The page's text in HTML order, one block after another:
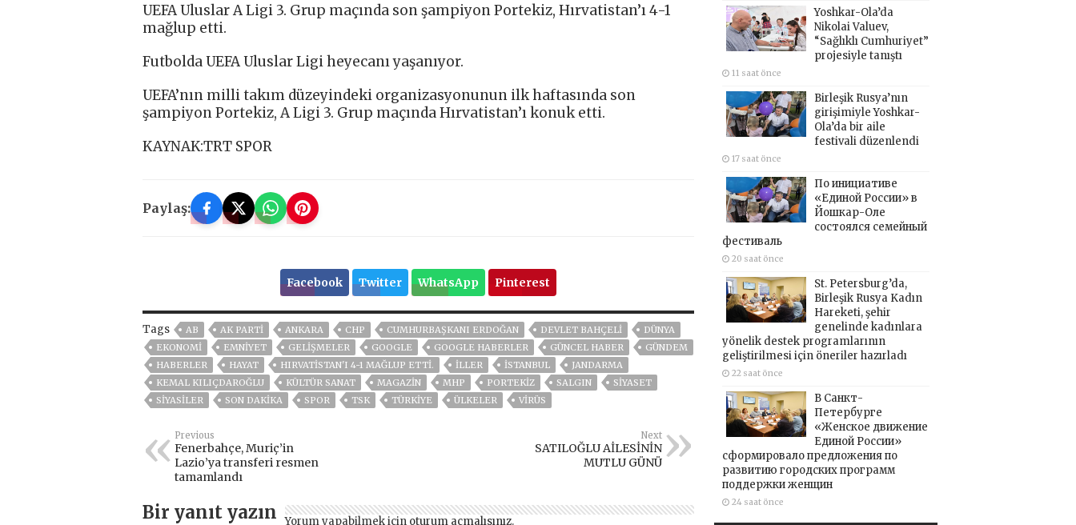
UEFA Uluslar A Ligi 3. Grup maçında son şampiyon Portekiz, Hırvatistan’ı 4-1
mağlup etti.
Futbolda UEFA Uluslar Ligi heyecanı yaşanıyor.
UEFA’nın milli takım düzeyindeki organizasyonunun ilk haftasında son
şampiyon Portekiz, A Ligi 3. Grup maçında Hırvatistan’ı konuk etti.
KAYNAK:TRT SPOR
Paylaş:
Facebook Twitter WhatsApp Pinterest
Tags AB AK PARTİ ANKARA CHP CUMHURBAŞKANI ERDOĞAN DEVLET BAHÇELİ
DÜNYA
EKONOMİ
EMNİYET GELIŞMELER GOOGLE GOOGLE HABERLER GÜNCEL HABER
GÜNDEM
HABERLER
HAYAT HIRVATISTAN'I 4-1 MAĞLUP ETTI. İLLER ISTANBUL
JANDARMA
KEMAL KILIÇDAROĞLU
KÜLTÜR SANAT MAGAZİN MHP PORTEKIZ SALGIN
SİYASET
SİYASİLER
SON DAKIKA SPOR TSK TÜRKİYE ÜLKELER VIRÜS
Previous
Fenerbahçe, Muriç’in
Lazio’ya transferi resmen
tamamlandı
Next
SATILOĞLU AİLESİNİN
MUTLU GÜNÜ
Bir yanıt yazın Yorum yapabilmek için oturum açmalısınız.
Yoshkar-Ola’da
Nikolai Valuev,
“Sağlıklı Cumhuriyet”
projesiyle tanıştı
11 saat önce
Birleşik Rusya’nın
girişimiyle Yoshkar-
Ola’da bir aile
festivali düzenlendi
17 saat önce
По инициативе
«Единой России» в
Йошкар-Оле
состоялся семейный
фестиваль
20 saat önce
St. Petersburg’da,
Birleşik Rusya Kadın
Hareketi, şehir
genelinde kadınlara
yönelik destek programlarının
geliştirilmesi için öneriler hazırladı
22 saat önce
В Санкт-
Петербурге
«Женское движение
Единой России»
сформировало предложения по
развитию городских программ
поддержки женщин
24 saat önce